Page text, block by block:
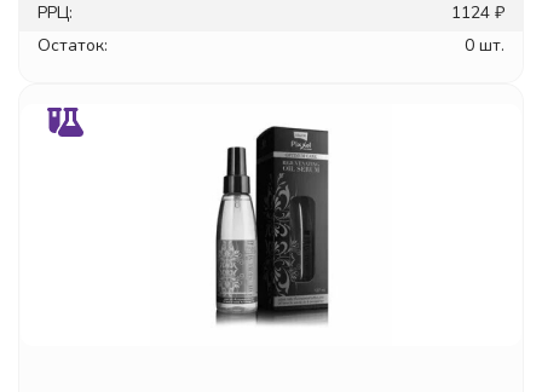
РРЦ:
1124 ₽
Остаток:
0 шт.